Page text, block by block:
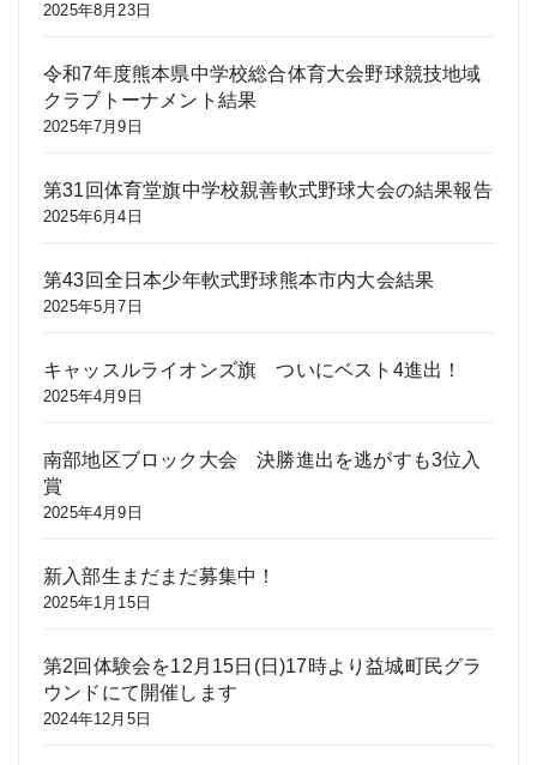
2025年8月23日
令和7年度熊本県中学校総合体育大会野球競技地域
クラブトーナメント結果
2025年7月9日
第31回体育堂旗中学校親善軟式野球大会の結果報告
2025年6月4日
第43回全日本少年軟式野球熊本市内大会結果
2025年5月7日
キャッスルライオンズ旗 ついにベスト4進出！
2025年4月9日
南部地区ブロック大会 決勝進出を逃がすも3位入
賞
2025年4月9日
新入部生まだまだ募集中！
2025年1月15日
第2回体験会を12月15日(日)17時より益城町民グラ
ウンドにて開催します
2024年12月5日